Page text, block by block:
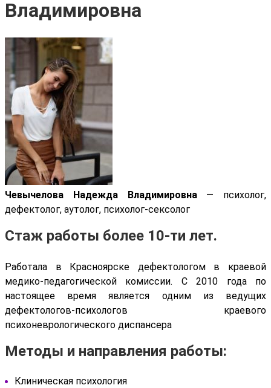
Владимировна
Чевычелова Надежда Владимировна— психолог,
дефектолог, аутолог, психолог-сексолог
Стаж работы более 10-ти лет.
Работала в Красноярске дефектологом в краевой
медико-педагогической комиссии. С 2010 года по
настоящее время является одним из ведущих
дефектологов-психологов краевого
психоневрологического диспансера
Методы и направления работы:
Клиническая психология